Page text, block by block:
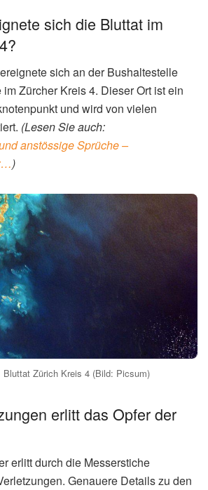
sich die Bluttat im
sich an der Bushaltestelle
Zürcher Kreis 4. Dieser Ort ist ein
und wird von vielen
(Lesen Sie auch:
anstössige Sprüche –
)
Bluttat Zürich Kreis 4 (Bild: Picsum)
erlitt das Opfer der
erlitt durch die Messerstiche
Genauere Details zu den